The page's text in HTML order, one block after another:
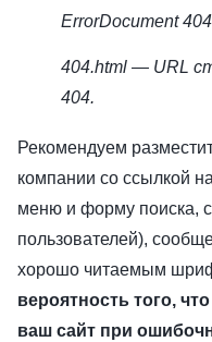
ErrorDocument
404.html — URL
404.
Рекомендуем
компании со ссылкой
меню и форму поиска,
пользователей),
хорошо читаемым
вероятность того,
ваш сайт при